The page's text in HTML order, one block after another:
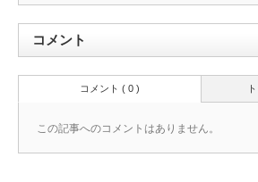
コメント
コメント ( 0 )
この記事へのコメントはありません。